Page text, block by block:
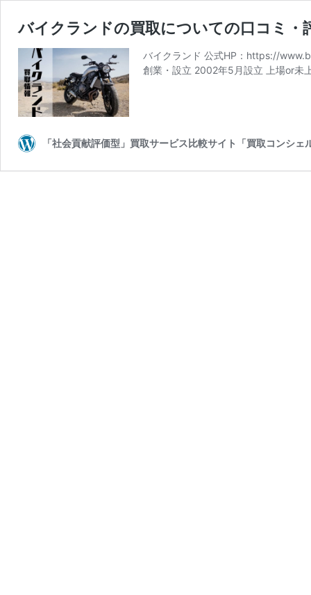
バイクランドの買取についての口コミ
バイクランド 公式HP：https://
創業・設立 2002年5月設立 上場or未
「社会貢献評価型」買取サービス比較サイト「買取コンシェ